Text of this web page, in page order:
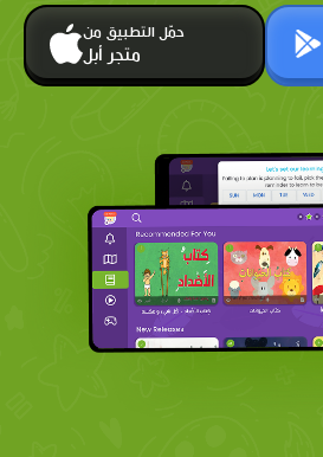
حمّل التطبيق من
متجر أبل